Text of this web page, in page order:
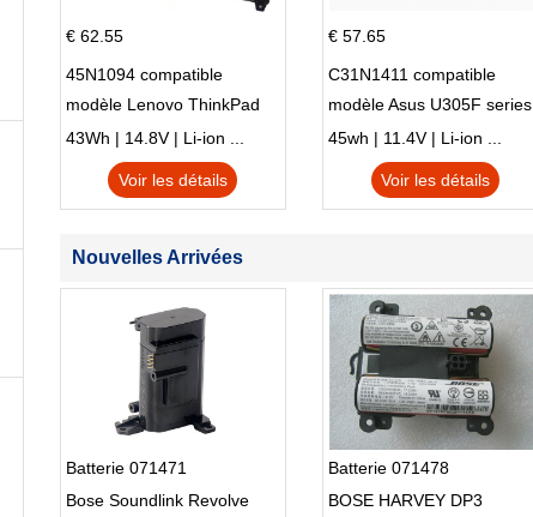
€ 62.55
45N1094 compatible
modèle Lenovo ThinkPad
Edge S230u Twist
43Wh | 14.8V | Li-ion ...
Voir les détails
€ 57.65
C31N1411 compatible
modèle Asus U305F series
45wh | 11.4V | Li-ion ...
Voir les détails
Nouvelles Arrivées
Batterie 071471
Bose Soundlink Revolve
Batterie 071478
BOSE HARVEY DP3